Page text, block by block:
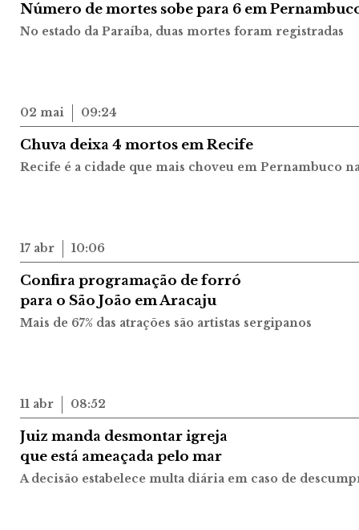
Número de mortes sobe para 6 em
No estado da Paraíba, duas mortes foram registradas
02 mai 09:24
Chuva deixa 4 mortos em Recife
Recife é a cidade que mais choveu em Pernambuco
17 abr 10:06
Confira programação de forró
para o São João em Aracaju
Mais de 67% das atrações são artistas sergipanos
11 abr 08:52
Juiz manda desmontar igreja
que está ameaçada pelo mar
A decisão estabelece multa diária em caso de